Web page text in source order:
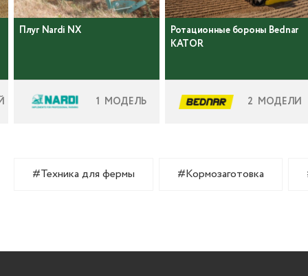
Плуг Nardi NX
1 МОДЕЛЬ
Ротационные бороны Bednar
KATOR
2 МОДЕЛИ
#Техника для фермы #Кормозаготовка